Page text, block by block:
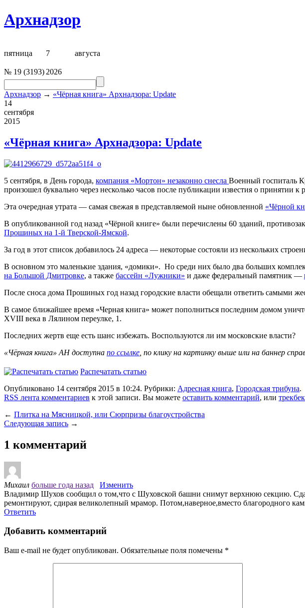
Архнадзор
пятница 7 августа
№ 19 (3193) 2026
Архнадзор → «Чёрная книга» Архнадзора: Update
14
сентября
2015
«Чёрная книга» Архнадзора: Update
5 сентября, в День города, компания «Мортон» незаконно снесла Военный госпиталь
произошел буквально через несколько часов после публикации известия о принятии
Эта очередная утрата — самая свежая в представляемой ныне обновленной «Чёрной
В опубликованной год назад «Чёрной книге» были перечислены 60 зданий,
Прошиных на 1-й Тверской-Ямской.
За год в этот список добавилось 24 адреса — некоторые состояли из нескольких
В основном это маленькие здания, «домики». Но среди них было два больших
на Большой Дмитровке, а также бассейн «Лужники» и даже федеральный памятник —
После сноса дома Прошиных год назад городские власти обещали ответить самыми
В самое ближайшее время «Черная книга» может пополниться последним домом
XVIII века в Лялином переулке, 1.
Последних жертв еще есть шанс избежать. Воспользуются ли им московские власти?
«Чёрная книга» АН доступна по ссылке , по клику на картинку выше или на баннер
Распечатать статью
Опубликовано 14 сентября 2015 в 10:24. Рубрики: Адресная книга, Городская трибуна.
RSS лента комментариев к этой записи. Вы можете оставить комментарий, или трекбек
← Плитка на Мясницкой, или Сюрпризы благоустройства
Следующая запись →
1 комментарий
Михаил больше года назад
Изменить
Владимир Шухов сообщил о том,что с Шуховской башни снимут верхнюю секцию.
ремонтируют, сдирая великолепный мрамор. Потом,наверное,вместо благородного
Ответить
Добавить комментарий
Ваш e-mail не будет опубликован. Обязательные поля помечены *